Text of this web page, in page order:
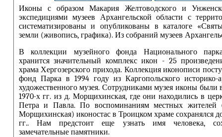
Иконы с образом Макария Желтоводского и
экспедициями музеев Архангельской области с
систематизированы и опубликованы в каталоге
земли (живопись, графика). Из собраний музеев
В коллекции музейного фонда Национального
хранится значительный комплекс икон - 25
храма Хергозерского прихода. Коллекция иконописи
фонд Парка в 1994 году из Каргопольского историко-
художественного музея. Сотрудниками музея иконы были
1970-х гг. из д. Морщихинская, где они находились в
Петра и Павла. По воспоминаниям местных жителей
Морщихинская) иконостас в Троицком храме сохранялся
гг.. Нам предстоит еще узнать имя человека,
замечательные памятники.